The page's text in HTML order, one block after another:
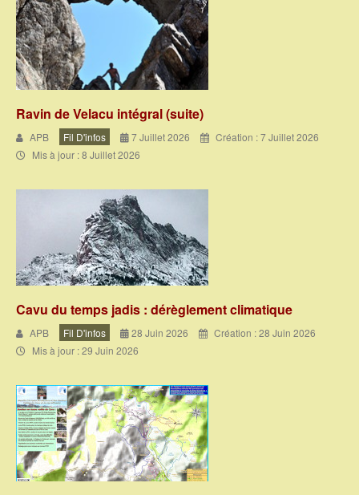
Ravin de Velacu intégral (suite)
APB Fil D'infos 7 Juillet 2026
Création : 7 Juillet 2026
Mis à jour : 8 Juillet 2026
Cavu du temps jadis : dérèglement climatique
APB Fil D'infos 28 Juin 2026
Création : 28 Juin 2026
Mis à jour : 29 Juin 2026